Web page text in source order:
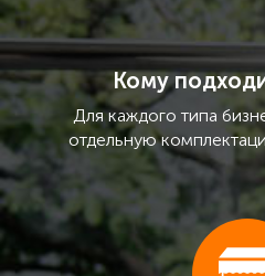
Кому
Для каждого типа
отдельную